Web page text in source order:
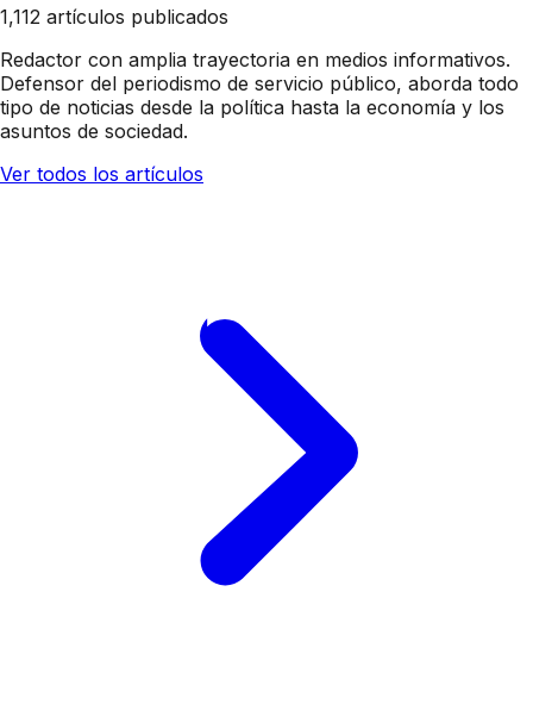
1,112 artículos publicados
Redactor con amplia trayectoria en medios informativos.
Defensor del periodismo de servicio público, aborda todo
tipo de noticias desde la política hasta la economía y los
asuntos de sociedad.
Ver todos los artículos